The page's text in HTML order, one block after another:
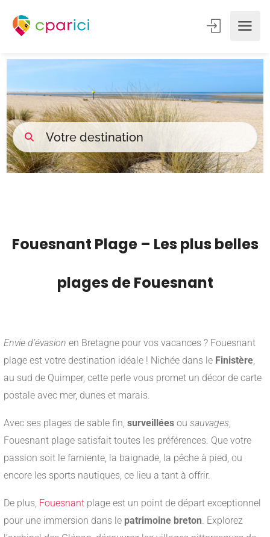
Fouesnant Plage – Les plus belles
plages de Fouesnant
Envie d’évasion en Bretagne pour vos vacances ? Fouesnant
plage est votre destination idéale ! Nichée dans le Finistère,
au sud de Quimper, cette perle vous promet un décor de carte
postale avec mer, dunes et marais.
Avec ses plages de sable fin, surveillées ou sauvages,
Fouesnant plage satisfait toutes les préférences. Que votre
passion soit le farniente, la baignade, la pêche à pied, ou
encore les sports nautiques, ce lieu a tant à offrir.
De plus, Fouesnant plage est un point de départ exceptionnel
pour une immersion dans le patrimoine breton. Explorez